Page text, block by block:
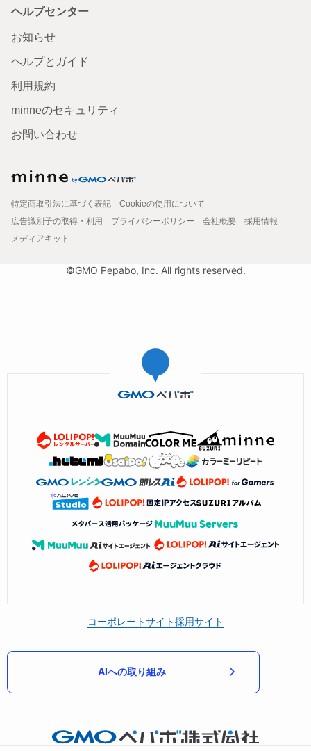
ヘルプセンター
お知らせ
ヘルプとガイド
利用規約
minneのセキュリティ
お問い合わせ
特定商取引法に基づく表記
Cookieの使用について
広告識別子の取得・利用
プライバシーポリシー 会社概要
採用情報
メディアキット
©GMO Pepabo, Inc. All rights reserved.
コーポレートサイト採用サイト
AIへの取り組み